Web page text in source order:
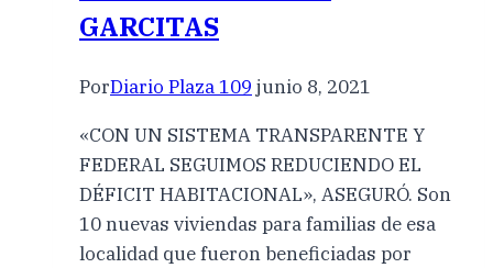
GARCITAS
PorDiario Plaza 109 junio 8, 2021
«CON UN SISTEMA TRANSPARENTE Y
FEDERAL SEGUIMOS REDUCIENDO EL
DÉFICIT HABITACIONAL», ASEGURÓ. Son
10 nuevas viviendas para familias de esa
localidad que fueron beneficiadas por